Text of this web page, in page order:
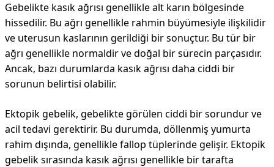
Gebelikte kasık ağrısı genellikle alt karın bölgesinde
hissedilir. Bu ağrı genellikle rahmin büyümesiyle ilişkilidir
ve uterusun kaslarının gerildiği bir sonuçtur. Bu tür bir
ağrı genellikle normaldir ve doğal bir sürecin parçasıdır.
Ancak, bazı durumlarda kasık ağrısı daha ciddi bir
sorunun belirtisi olabilir.
Ektopik gebelik, gebelikte görülen ciddi bir sorundur ve
acil tedavi gerektirir. Bu durumda, döllenmiş yumurta
rahim dışında, genellikle fallop tüplerinde gelişir. Ektopik
gebelik sırasında kasık ağrısı genellikle bir tarafta